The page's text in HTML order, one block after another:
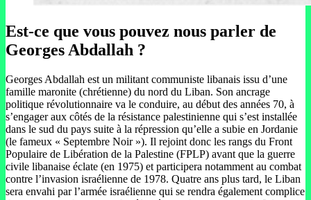
Est-ce que vous pouvez nous parler de
Georges Abdallah ?
Georges Abdallah est un militant communiste libanais issu d’une
famille maronite (chrétienne) du nord du Liban. Son ancrage
politique révolutionnaire va le conduire, au début des années 70, à
s’engager aux côtés de la résistance palestinienne qui s’est installée
dans le sud du pays suite à la répression qu’elle a subie en Jordanie
(le fameux « Septembre Noir »). Il rejoint donc les rangs du Front
Populaire de Libération de la Palestine (FPLP) avant que la guerre
civile libanaise éclate (en 1975) et participera notamment au combat
contre l’invasion israélienne de 1978. Quatre ans plus tard, le Liban
sera envahi par l’armée israélienne qui se rendra également complice